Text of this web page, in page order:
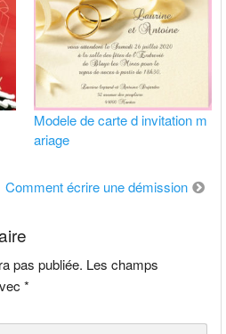
Modele de carte d invitation m
ariage
Comment écrire une démission
pas publiée. Les champs
*